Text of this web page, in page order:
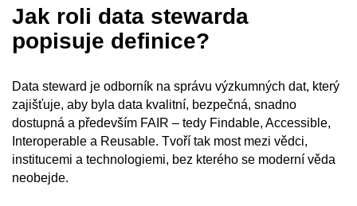
Jak roli data stewarda
popisuje definice?
Data steward je odborník na správu výzkumných dat, který
zajišťuje, aby byla data kvalitní, bezpečná, snadno
dostupná a především FAIR – tedy Findable, Accessible,
Interoperable a Reusable. Tvoří tak most mezi vědci,
institucemi a technologiemi, bez kterého se moderní věda
neobejde.